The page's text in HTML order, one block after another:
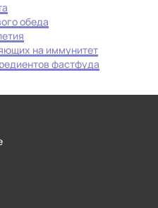
обеда
на иммунитет
фастфуда